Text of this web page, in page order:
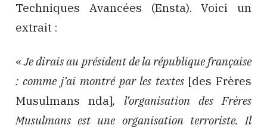
Techniques Avancées (Ensta). Voici un
extrait :
«Je dirais au président de la république française
: comme j’ai montré par les textes [des Frères
Musulmans nda], l’organisation des Frères
Musulmans est une organisation terroriste. Il